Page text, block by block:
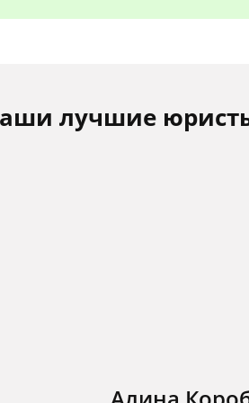
лучшие